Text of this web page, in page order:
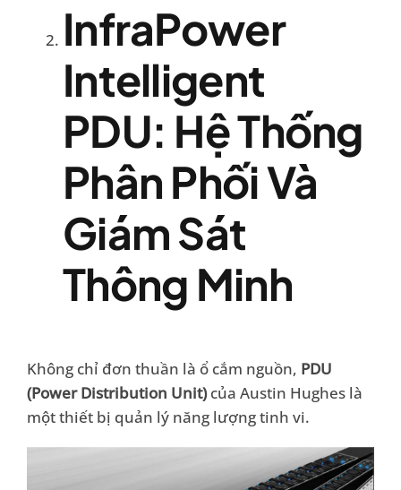
InfraPower
Intelligent
PDU: Hệ Thống
Phân Phối Và
Giám Sát
Thông Minh
Không chỉ đơn thuần là ổ cắm nguồn, PDU
(Power Distribution Unit)của Austin Hughes là
một thiết bị quản lý năng lượng tinh vi.